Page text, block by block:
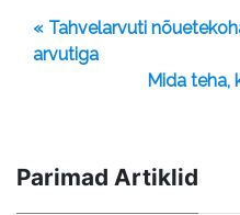
« Tahvelarvuti
arvutiga
Mida teha,
Parimad Artiklid